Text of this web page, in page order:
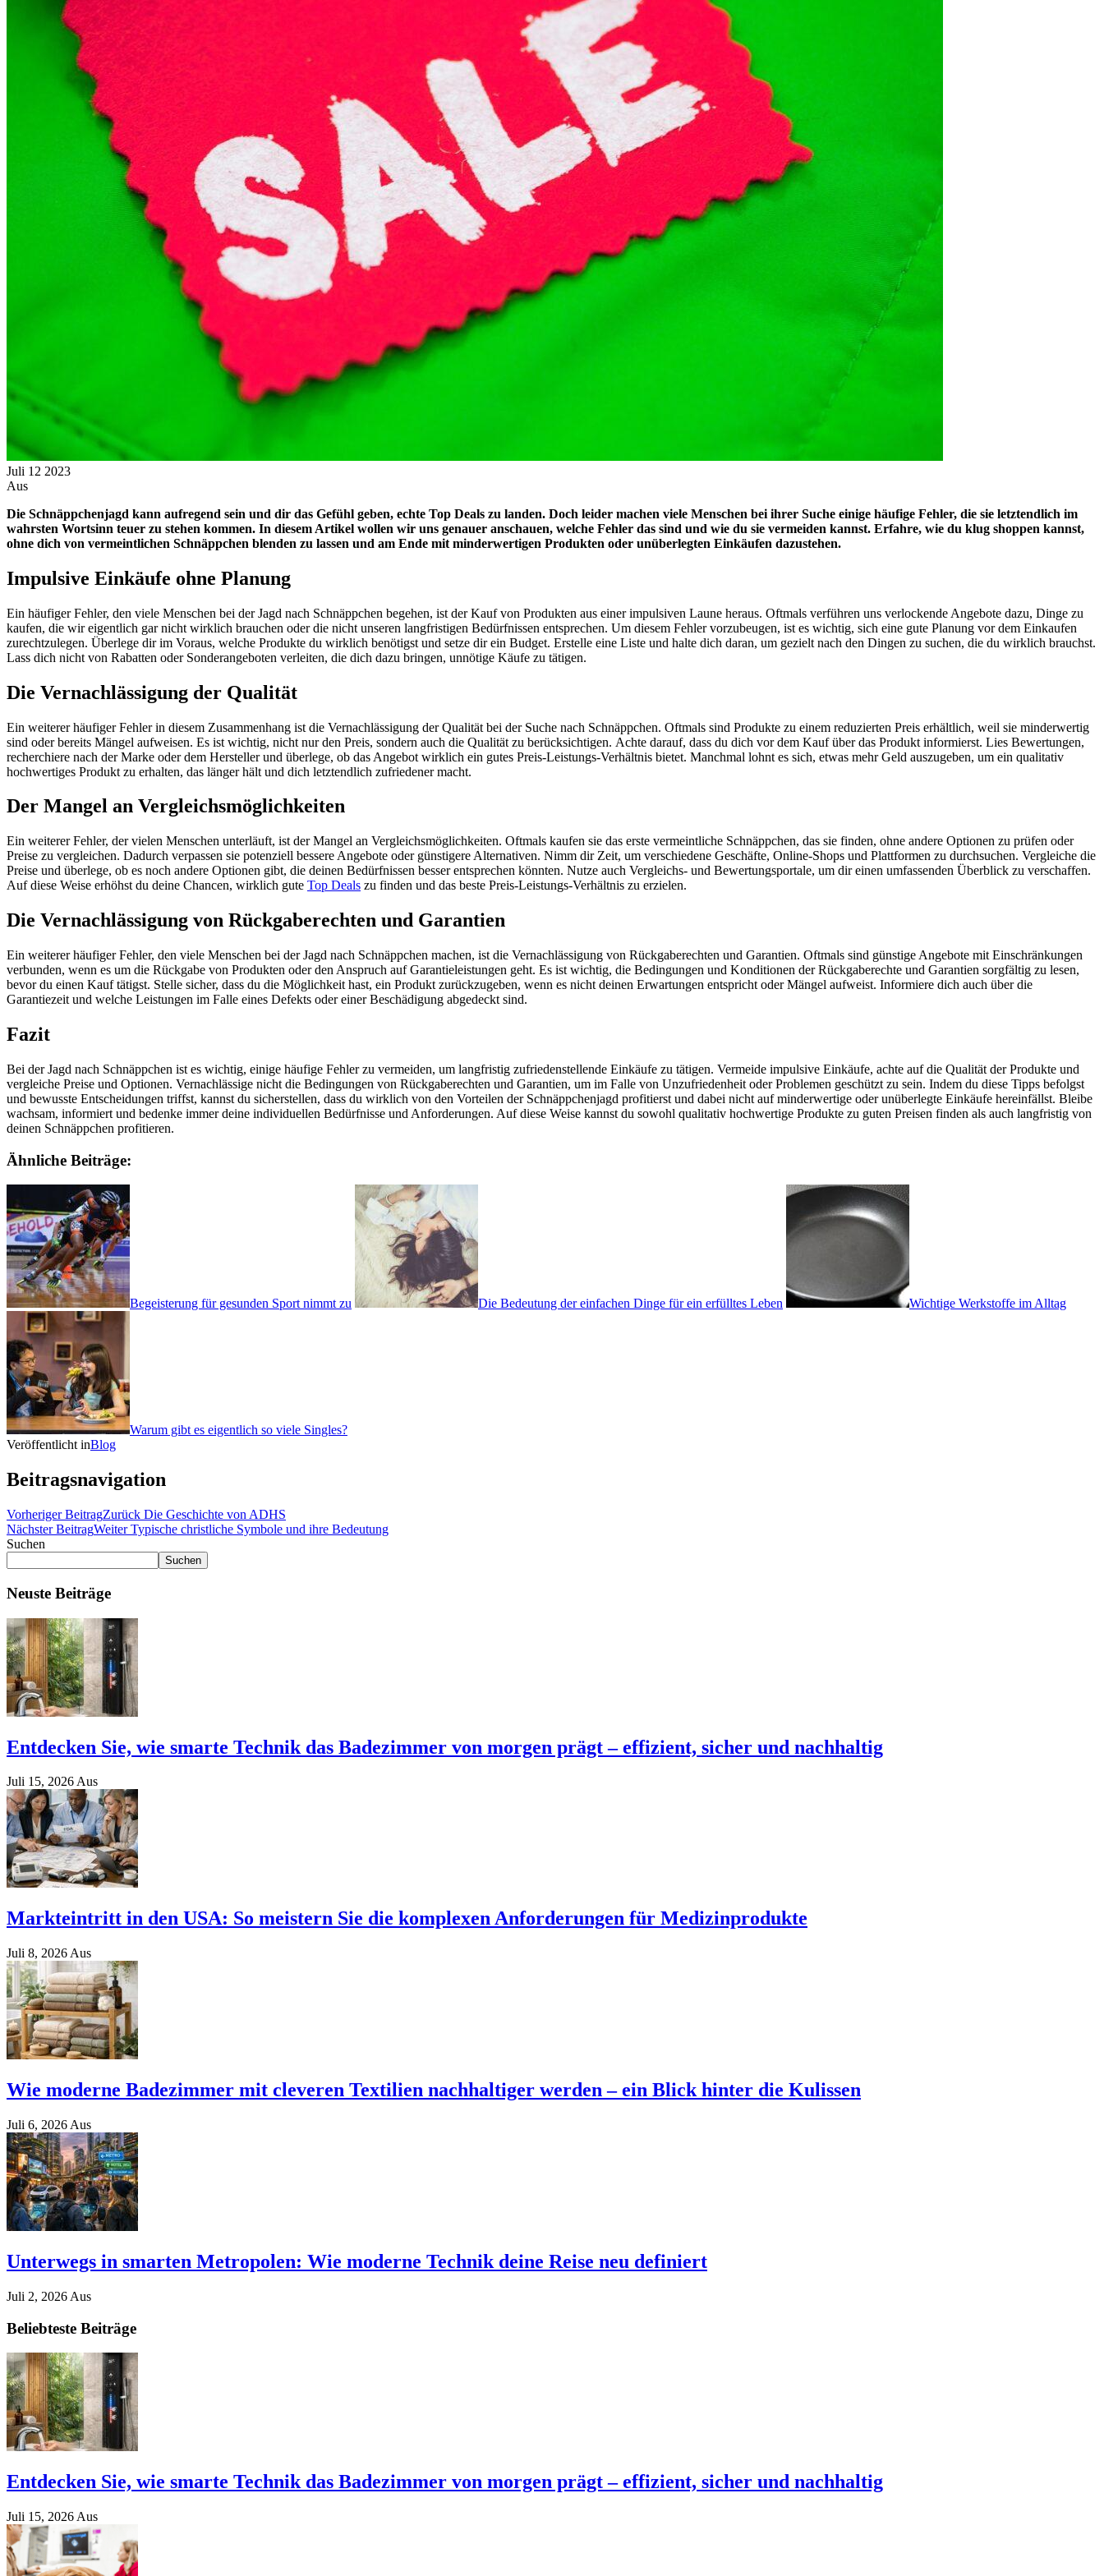
Juli 12 2023
Aus
Die Schnäppchenjagd kann aufregend sein und dir das Gefühl geben, echte Top Deals zu landen. Doch leider machen viele Menschen bei ihrer Suche einige häufige Fehler, die sie letztendlich im
wahrsten Wortsinn teuer zu stehen kommen. In diesem Artikel wollen wir uns genauer anschauen, welche Fehler das sind und wie du sie vermeiden kannst. Erfahre, wie du klug shoppen kannst,
ohne dich von vermeintlichen Schnäppchen blenden zu lassen und am Ende mit minderwertigen Produkten oder unüberlegten Einkäufen dazustehen.
Impulsive Einkäufe ohne Planung
Ein häufiger Fehler, den viele Menschen bei der Jagd nach Schnäppchen begehen, ist der Kauf von Produkten aus einer impulsiven Laune heraus. Oftmals verführen uns verlockende Angebote dazu, Dinge zu
kaufen, die wir eigentlich gar nicht wirklich brauchen oder die nicht unseren langfristigen Bedürfnissen entsprechen. Um diesem Fehler vorzubeugen, ist es wichtig, sich eine gute Planung vor dem Einkaufen
zurechtzulegen. Überlege dir im Voraus, welche Produkte du wirklich benötigst und setze dir ein Budget. Erstelle eine Liste und halte dich daran, um gezielt nach den Dingen zu suchen, die du wirklich brauchst.
Lass dich nicht von Rabatten oder Sonderangeboten verleiten, die dich dazu bringen, unnötige Käufe zu tätigen.
Die Vernachlässigung der Qualität
Ein weiterer häufiger Fehler in diesem Zusammenhang ist die Vernachlässigung der Qualität bei der Suche nach Schnäppchen. Oftmals sind Produkte zu einem reduzierten Preis erhältlich, weil sie minderwertig
sind oder bereits Mängel aufweisen. Es ist wichtig, nicht nur den Preis, sondern auch die Qualität zu berücksichtigen. Achte darauf, dass du dich vor dem Kauf über das Produkt informierst. Lies Bewertungen,
recherchiere nach der Marke oder dem Hersteller und überlege, ob das Angebot wirklich ein gutes Preis-Leistungs-Verhältnis bietet. Manchmal lohnt es sich, etwas mehr Geld auszugeben, um ein qualitativ
hochwertiges Produkt zu erhalten, das länger hält und dich letztendlich zufriedener macht.
Der Mangel an Vergleichsmöglichkeiten
Ein weiterer Fehler, der vielen Menschen unterläuft, ist der Mangel an Vergleichsmöglichkeiten. Oftmals kaufen sie das erste vermeintliche Schnäppchen, das sie finden, ohne andere Optionen zu prüfen oder
Preise zu vergleichen. Dadurch verpassen sie potenziell bessere Angebote oder günstigere Alternativen. Nimm dir Zeit, um verschiedene Geschäfte, Online-Shops und Plattformen zu durchsuchen. Vergleiche die
Preise und überlege, ob es noch andere Optionen gibt, die deinen Bedürfnissen besser entsprechen könnten. Nutze auch Vergleichs- und Bewertungsportale, um dir einen umfassenden Überblick zu verschaffen.
Auf diese Weise erhöhst du deine Chancen, wirklich gute Top Deals zu finden und das beste Preis-Leistungs-Verhältnis zu erzielen.
Die Vernachlässigung von Rückgaberechten und Garantien
Ein weiterer häufiger Fehler, den viele Menschen bei der Jagd nach Schnäppchen machen, ist die Vernachlässigung von Rückgaberechten und Garantien. Oftmals sind günstige Angebote mit Einschränkungen
verbunden, wenn es um die Rückgabe von Produkten oder den Anspruch auf Garantieleistungen geht. Es ist wichtig, die Bedingungen und Konditionen der Rückgaberechte und Garantien sorgfältig zu lesen,
bevor du einen Kauf tätigst. Stelle sicher, dass du die Möglichkeit hast, ein Produkt zurückzugeben, wenn es nicht deinen Erwartungen entspricht oder Mängel aufweist. Informiere dich auch über die
Garantiezeit und welche Leistungen im Falle eines Defekts oder einer Beschädigung abgedeckt sind.
Fazit
Bei der Jagd nach Schnäppchen ist es wichtig, einige häufige Fehler zu vermeiden, um langfristig zufriedenstellende Einkäufe zu tätigen. Vermeide impulsive Einkäufe, achte auf die Qualität der Produkte und
vergleiche Preise und Optionen. Vernachlässige nicht die Bedingungen von Rückgaberechten und Garantien, um im Falle von Unzufriedenheit oder Problemen geschützt zu sein. Indem du diese Tipps befolgst
und bewusste Entscheidungen triffst, kannst du sicherstellen, dass du wirklich von den Vorteilen der Schnäppchenjagd profitierst und dabei nicht auf minderwertige oder unüberlegte Einkäufe hereinfällst. Bleibe
wachsam, informiert und bedenke immer deine individuellen Bedürfnisse und Anforderungen. Auf diese Weise kannst du sowohl qualitativ hochwertige Produkte zu guten Preisen finden als auch langfristig von
deinen Schnäppchen profitieren.
Ähnliche Beiträge:
Begeisterung für gesunden Sport nimmt zu Die Bedeutung der einfachen Dinge für ein erfülltes Leben Wichtige Werkstoffe im Alltag
Warum gibt es eigentlich so viele Singles?
Veröffentlicht inBlog
Beitragsnavigation
Vorheriger BeitragZurück Die Geschichte von ADHS
Nächster BeitragWeiter Typische christliche Symbole und ihre Bedeutung
Suchen
Suchen
Neuste Beiträge
Entdecken Sie, wie smarte Technik das Badezimmer von morgen prägt – effizient, sicher und nachhaltig
Juli 15, 2026Aus
Markteintritt in den USA: So meistern Sie die komplexen Anforderungen für Medizinprodukte
Juli 8, 2026 Aus
Wie moderne Badezimmer mit cleveren Textilien nachhaltiger werden – ein Blick hinter die Kulissen
Juli 6, 2026 Aus
Unterwegs in smarten Metropolen: Wie moderne Technik deine Reise neu definiert
Juli 2, 2026 Aus
Beliebteste Beiträge
Entdecken Sie, wie smarte Technik das Badezimmer von morgen prägt – effizient, sicher und nachhaltig
Juli 15, 2026 Aus